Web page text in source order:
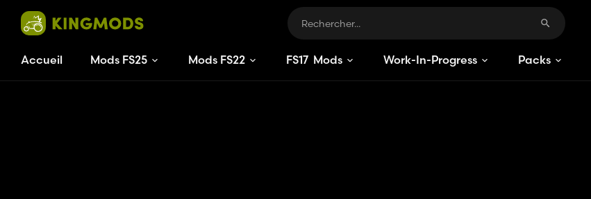
Accueil Mods FS25 Mods FS22 FS17 Mods Work-In-Progress Packs